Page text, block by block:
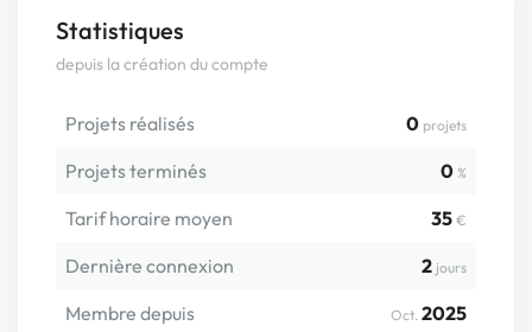
Statistiques
depuis la création du compte
Projets réalisés 0 projets
Projets terminés 0 %
Tarif horaire moyen 35 €
Dernière connexion 2 jours
Membre depuis Oct. 2025